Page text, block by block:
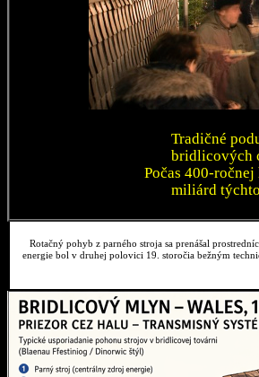
Tradičné
bridlicových
Počas 400-
miliárd
Rotačný pohyb z parného stroja sa prenášal
energie bol v druhej polovici 19. storočia bežným